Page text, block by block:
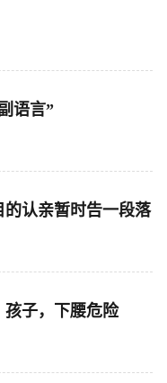
语言”
认亲暂时告一段落
孩子，下腰危险